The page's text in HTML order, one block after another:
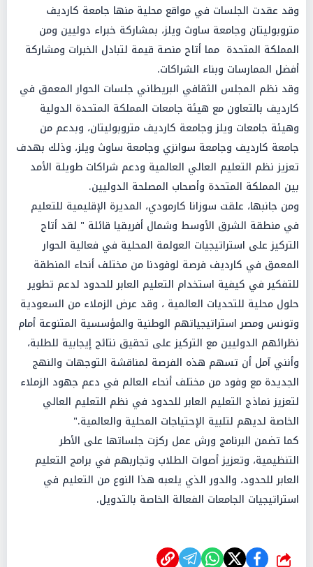
وقد عقدت الجلسات في مواقع محلية منها جامعة كارديف
متروبوليتان وجامعة ساوث ويلز، بمشاركة خبراء دوليين ومن
المملكة المتحدة مما أتاح منصة قيمة لتبادل الخبرات ومشاركة
أفضل الممارسات وبناء الشراكات.
وقد نظم المجلس الثقافي البريطاني جلسات الحوار المعمق في
كارديف بالتعاون مع هيئة جامعات المملكة المتحدة الدولية
وهيئة جامعات ويلز وجامعة كارديف متروبوليتان، وبدعم من
جامعة كارديف وجامعة سوانزي وجامعة ساوث ويلز، وذلك بهدف
تعزيز نظم التعليم العالي العالمية ودعم شراكات طويلة الأمد
بين المملكة المتحدة وأصحاب المصلحة الدوليين.
ومن جانبها، علقت سوزانا كارمودي، المديرة الإقليمية للتعليم
في منطقة الشرق الأوسط وشمال أفريقيا قائلة " لقد أتاح
التركيز على استراتيجيات العولمة المحلية في فعالية الحوار
المعمق في كارديف فرصة لوفودنا من مختلف أنحاء المنطقة
للتفكير في كيفية استخدام التعليم العابر للحدود لدعم تطوير
حلول محلية للتحديات العالمية ، وقد عرض الزملاء من السعودية
وتونس ومصر استراتيجياتهم الوطنية والمؤسسية المتنوعة أمام
نظرائهم الدوليين مع التركيز على تحقيق نتائج إيجابية للطلبة،
وأنني آمل أن تسهم هذه الفرصة لمناقشة التوجهات والنهج
الجديدة مع وفود من مختلف أنحاء العالم في دعم جهود الزملاء
لتعزيز نماذج التعليم العابر للحدود في نظم التعليم العالي
الخاصة لديهم لتلبية الإحتياجات المحلية والعالمية."
كما تضمن البرنامج ورش عمل ركزت جلساتها على الأطر
التنظيمية، وتعزيز أصوات الطلاب وتجاربهم في برامج التعليم
العابر للحدود، والدور الذي يلعبه هذا النوع من التعليم في
استراتيجيات الجامعات الفعالة الخاصة بالتدويل.